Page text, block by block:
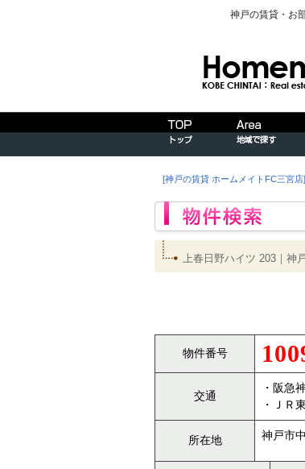
神戸の賃貸・お
[神戸の賃貸 ホームメイトFC三宮
上春日野ハイツ 203｜神
物件番号
交通
・阪急
・ＪＲ
所在地 神戸市